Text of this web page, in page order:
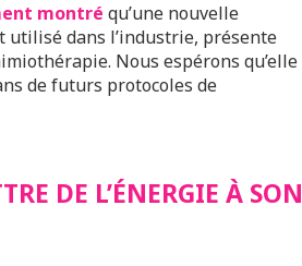
montré qu’une nouvelle
utilisé dans l’industrie, présente
Nous espérons qu’elle
de futurs protocoles de
DE L’ÉNERGIE À SON